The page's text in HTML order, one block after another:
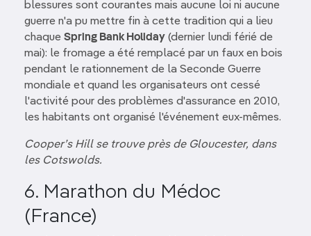
blessures sont courantes mais aucune loi ni aucune
guerre n'a pu mettre fin à cette tradition qui a lieu
chaque Spring Bank Holiday (dernier lundi férié de
mai): le fromage a été remplacé par un faux en bois
pendant le rationnement de la Seconde Guerre
mondiale et quand les organisateurs ont cessé
l'activité pour des problèmes d'assurance en 2010,
les habitants ont organisé l'événement eux-mêmes.
Cooper’s Hill se trouve près de Gloucester, dans
les Cotswolds.
6. Marathon du Médoc
(France)